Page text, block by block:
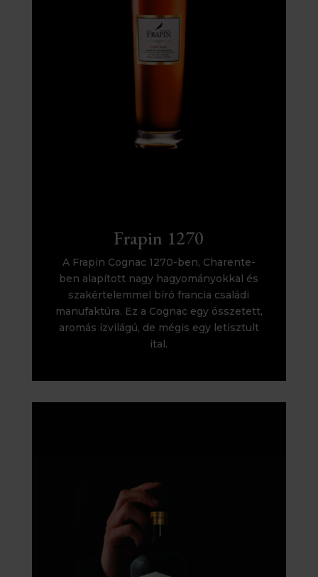
Frapin 1270
A Frapin Cognac 1270-ben, Charente-
ben alapított nagy hagyományokkal és
szakértelemmel bíró francia családi
manufaktúra. Ez a Cognac egy összetett,
aromás ízvilágú, de mégis egy letisztult
ital.